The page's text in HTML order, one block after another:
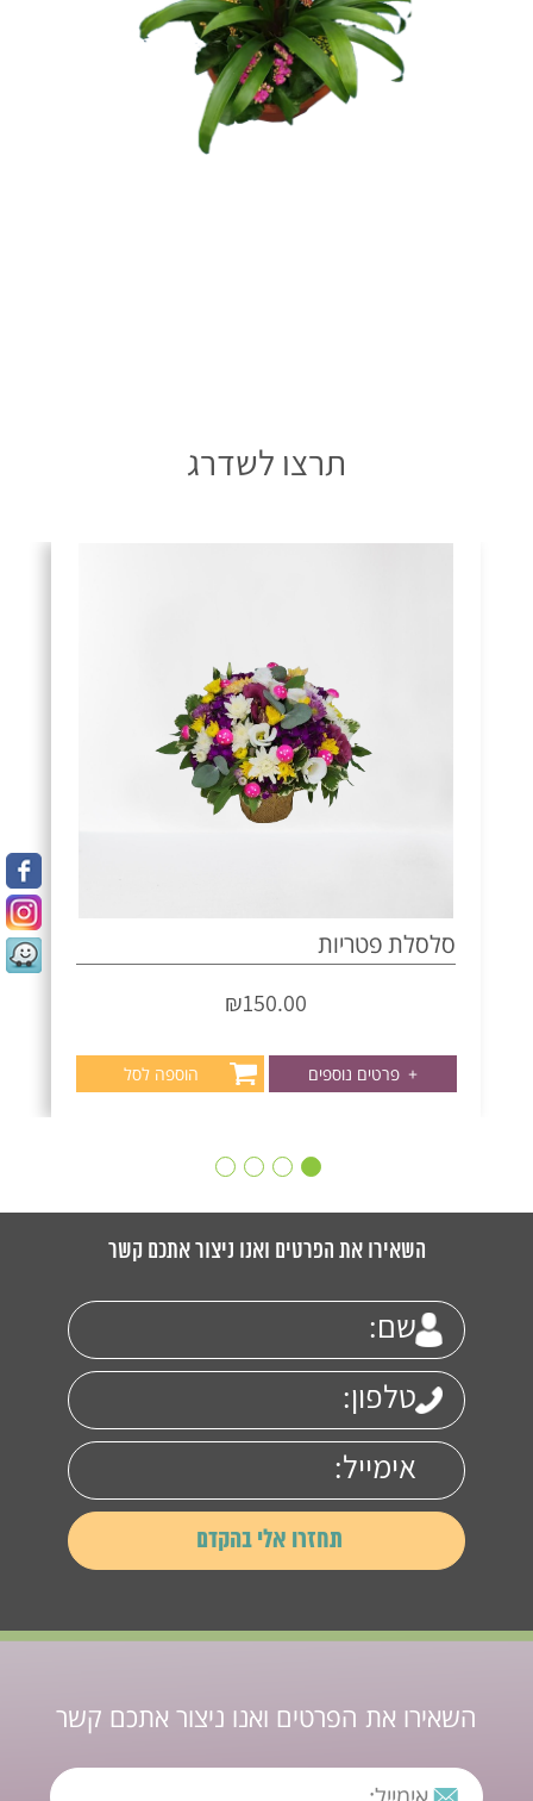
תרצו לשדרג
סלסלת פטריות
₪150.00
+ פרטים נוספים הוספה לסל
השאירו את הפרטים ואנו ניצור אתכם קשר
השאירו את הפרטים ואנו ניצור אתכם קשר